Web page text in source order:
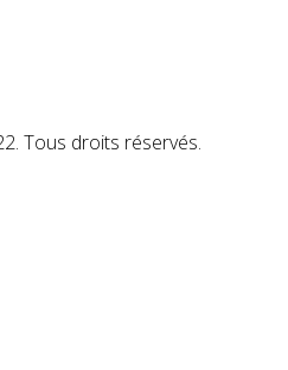
Tous droits réservés.